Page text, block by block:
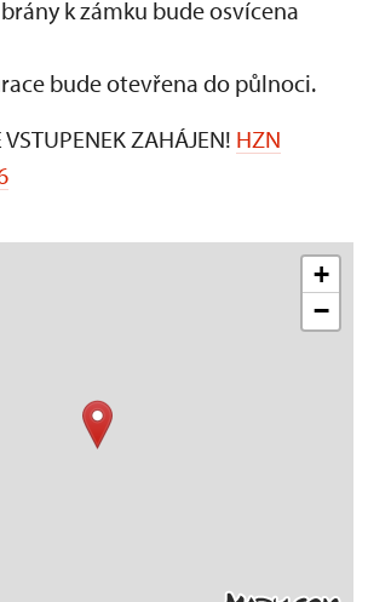
k zámku bude osvícena
bude otevřena do půlnoci.
ZAHÁJEN! HZN
+
−